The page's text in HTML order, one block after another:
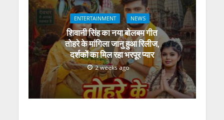
ENTERTAINMENT NEWS
शिवानी सिंह का नया बोलबम गीत
तोहरे के मांगिला जानु हुआ रिलीज,
दर्शकों का मिल रहा भरपूर प्यार
2 weeks ago